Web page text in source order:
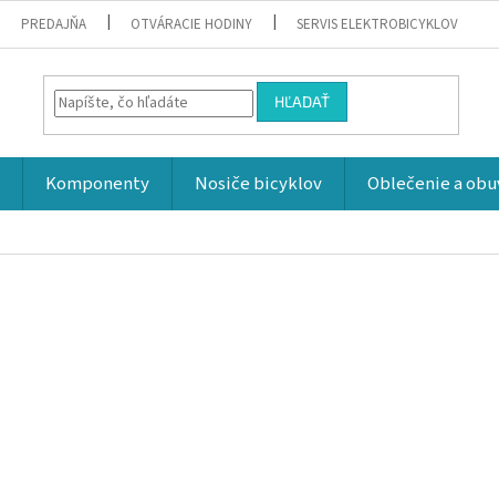
PREDAJŇA OTVÁRACIE HODINY SERVIS ELEKTROBICYKLOV
HĽADAŤ
Komponenty Nosiče bicyklov Oblečenie a